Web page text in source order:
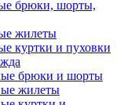
брюки, шорты,
жилеты
куртки и пуховки
брюки и шорты
жилеты